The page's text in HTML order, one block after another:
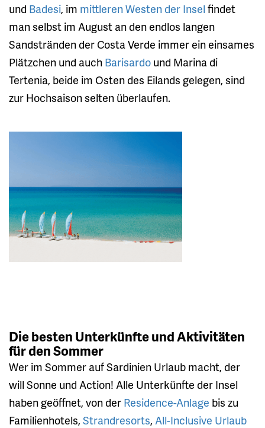
und Badesi, im mittleren Westen der Insel findet
man selbst im August an den endlos langen
Sandstränden der Costa Verde immer ein einsames
Plätzchen und auch Barisardo und Marina di
Tertenia, beide im Osten des Eilands gelegen, sind
zur Hochsaison selten überlaufen.
Die besten Unterkünfte und Aktivitäten
für den Sommer
Wer im Sommer auf Sardinien Urlaub macht, der
will Sonne und Action! Alle Unterkünfte der Insel
haben geöffnet, von der Residence-Anlage bis zu
Familienhotels, Strandresorts, All-Inclusive Urlaub